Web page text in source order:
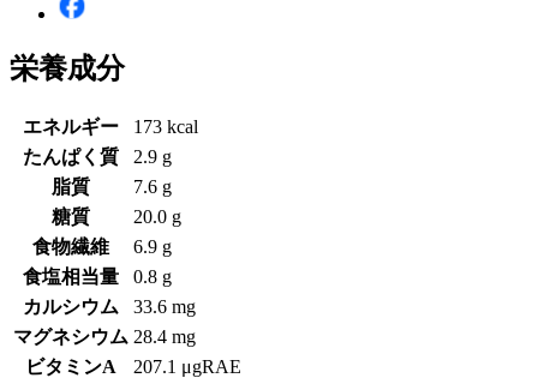
栄養成分
エネルギー
173 kcal
たんぱく質
2.9 g
脂質
7.6 g
糖質
20.0 g
食物繊維
6.9 g
食塩相当量
0.8 g
カルシウム
33.6 mg
マグネシウム 28.4 mg
ビタミンA
207.1 μgRAE